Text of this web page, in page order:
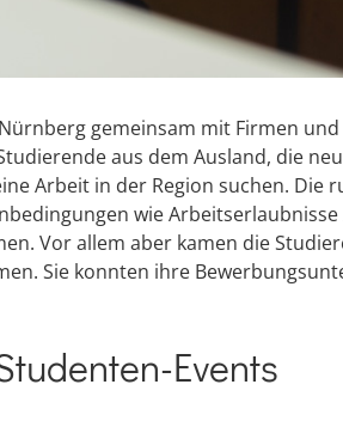
gemeinsam mit Firmen
aus dem Ausland, die
Arbeit in der Region suchen. Die
wie
Vor allem aber kamen die
Sie konnten ihre
Events